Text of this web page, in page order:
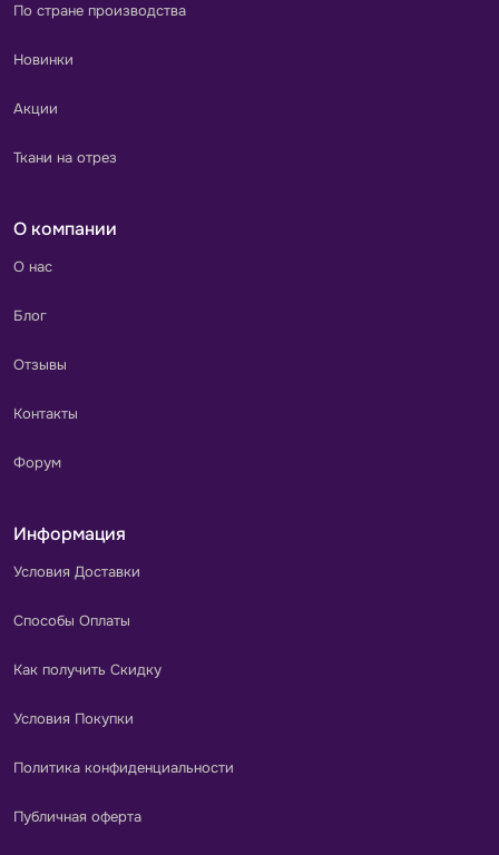
По стране производства
Новинки
Акции
Ткани на отрез
О компании
О нас
Блог
Отзывы
Контакты
Форум
Информация
Условия Доставки
Способы Оплаты
Как получить Скидку
Условия Покупки
Политика конфиденциальности
Публичная оферта